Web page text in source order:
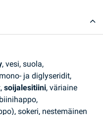
, vesi, suola,
ja diglyseridit,
soijalesitiini, väriaine
sokeri, nestemäinen